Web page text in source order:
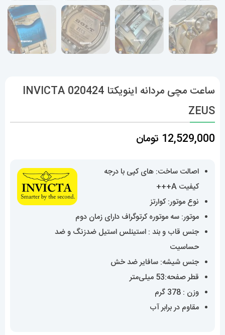
ساعت مچی مردانه اینویکتا 020424 INVICTA
ZEUS
12,529,000 تومان
اصالت ساخت: های کپی با درجه
کیفیت A+++
نوع موتور: کوارتز
موتور: سه موتوره کرتوگراف دارای زمان دوم
جنس قاب و بند : استینلس استیل ضدزنگ و ضد
حساسیت
جنس شیشه: سافایر ضد خش
قطر صفحه:53 میلی‌متر
وزن : 378 گرم
مقاوم در برابر آب